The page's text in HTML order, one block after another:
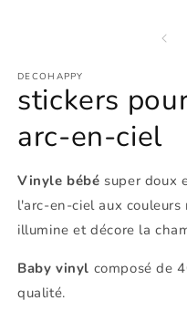
DECOHAPPY
stickers
arc-en-ciel
Vinyle bébé super doux
l'arc-en-ciel aux
illumine et décore la
Baby vinyl composé de
qualité.